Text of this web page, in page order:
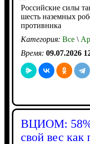
Российские силы
шесть наземных
противника
Категория: Все\
Время: 09.07.2026
ВЦИОМ: 58%
свой вес